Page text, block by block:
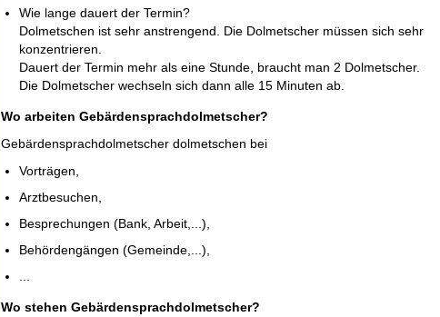
Wie lange dauert der Termin?
Dolmetschen ist sehr anstrengend. Die Dolmetscher müssen sich sehr
konzentrieren.
Dauert der Termin mehr als eine Stunde, braucht man 2 Dolmetscher.
Die Dolmetscher wechseln sich dann alle 15 Minuten ab.
Wo arbeiten Gebärdensprachdolmetscher?
Gebärdensprachdolmetscher dolmetschen bei
Vorträgen,
Arztbesuchen,
Besprechungen (Bank, Arbeit,...),
Behördengängen (Gemeinde,...),
Wo stehen Gebärdensprachdolmetscher?